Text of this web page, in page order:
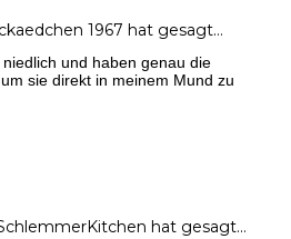
1967 hat gesagt…
und haben genau die
sie direkt in meinem Mund zu
hat gesagt…